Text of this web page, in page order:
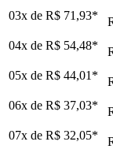
03x de R$ 71,93*
04x de R$ 54,48*
05x de R$ 44,01 *
06x de R$ 37,03*
07x de R$ 32,05*